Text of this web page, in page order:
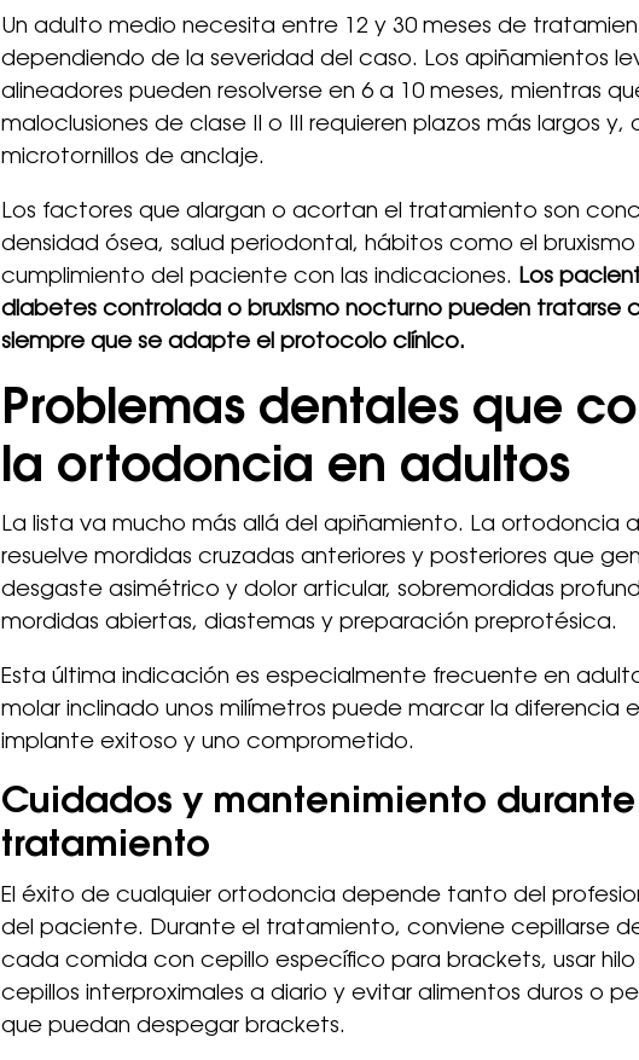
Un adulto medio necesita entre 12 y 30 meses de
dependiendo de la severidad del caso. Los apiñamientos
alineadores pueden resolverse en 6 a 10 meses, mientras
maloclusiones de clase II o III requieren plazos más largos y,
microtornillos de anclaje.
Los factores que alargan o acortan el tratamiento son
densidad ósea, salud periodontal, hábitos como el bruxismo
cumplimiento del paciente con las indicaciones. Los
diabetes controlada o bruxismo nocturno pueden tratarse
siempre que se adapte el protocolo clínico.
Problemas dentales que
la ortodoncia en adultos
La lista va mucho más allá del apiñamiento. La ortodoncia
resuelve mordidas cruzadas anteriores y posteriores que
desgaste asimétrico y dolor articular, sobremordidas
mordidas abiertas, diastemas y preparación preprotésica.
Esta última indicación es especialmente frecuente en
molar inclinado unos milímetros puede marcar la diferencia
implante exitoso y uno comprometido.
Cuidados y mantenimiento
tratamiento
El éxito de cualquier ortodoncia depende tanto del
del paciente. Durante el tratamiento, conviene cepillarse
cada comida con cepillo específico para brackets, usar
cepillos interproximales a diario y evitar alimentos duros o
que puedan despegar brackets.